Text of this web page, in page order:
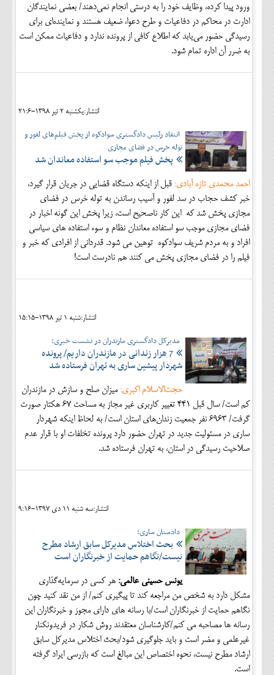
ورود پیدا کرده، وظایف خود را به درستی انجام نمی‌دهند/ بعضی نمایندگان
ادارت در محاکم در دفاعیات و طرح دعوا، ضعیف هستند و نماینده‌ای برای
رسیدگی حضور می‌یابد که اطلاع کافی از پرونده ندارد و دفاعیات ممکن است
به ضرر آن اداره تمام شود.
انتشار:يکشنبه 2 تير 1398-21:6
انتقاد رئیس دادگستری سوادکوه از پخش فیلم‌های لفور و
توله خرس در فضای مجازی
پخش فیلم موجب سو استفاده معاندان شد
احمد محمدی تازه آبادی: قبل از اینکه دستگاه قضایی در جریان قرار گیرد،
خبر کشف حجاب در سد لفور و آسیب رساندن به توله خرس در فضای
مجازی پخش شد که این کار ناصحیح است، زیرا پخش این گونه اخبار در
فضای مجازی موجب سو استفاده معاندان نظام و سوء استفاده های سیاسی
افراد و به مردم شریف سوادکوه توهین می شود. قدردانی از افرادی که خبر و
فیلم را در فضای مجازی پخش می کنند هم نادرست است!
انتشار:شنبه 1 تير 1398-15:15
مدیرکل دادگستری مازندران در نشست خبری:
7 هزار زندانی در مازندران داریم/ پرونده
شهردار پیشین ساری به تهران فرستاده شد
حجت‌الاسلام اکبری: میزان صلح و سازش در مازندران
کم است/ سال قبل ۴۴۱ تغییر کاربری غیر مجاز به مساحت ۶۷ هکتار صورت
گرفت/ ۶۹۶۳ نفر جمعیت زندان‌های استان است/ به لحاظ اینکه شهردار
ساری در مسئولیت جدید در تهران حضور دارد پرونده تخلفات او با قرار عدم
صلاحیت رسیدگی در استان، به تهران فرستاده شد.
انتشار:سه شنبه 11 دی 1397-9:16
دادستان ساری:
بحث اختلاس مدیرکل سابق ارشاد مطرح
نیست/نگاهم حمایت از خبرنگاران است
یونس حسینی عالمی: هر کسی در سرمایه‌گذاری
مشکل دارد به شخص من مراجعه کند تا پیگیری کنم/ از من نقد کنید چون
نگاهم حمایت از خبرنگاران است/با رسانه های دارای مجوز و خبرنگاران این
رسانه ها مصاحبه می کنم/کارشناسان معتقدند روش شکار در فریدونکنار
غیرعلمی و مضر است و باید جلوگیری شود/بحث اختلاس مدیرکل سابق
ارشاد مطرح نیست، نحوه اختصاص این مبالغ است که بازرسی ایراد گرفته
است.